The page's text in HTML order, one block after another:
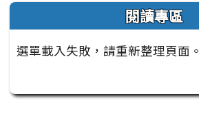
閱讀專區
選單載入失敗，請重新整理頁面。